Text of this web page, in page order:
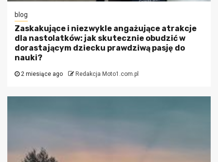
blog
Zaskakujące i niezwykle angażujące atrakcje
dla nastolatków: jak skutecznie obudzić w
dorastającym dziecku prawdziwą pasję do
nauki?
2 miesiące ago Redakcja Moto1.com.pl